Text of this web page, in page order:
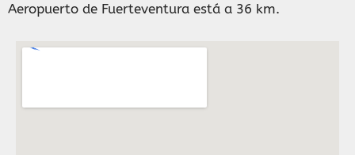
Aeropuerto de Fuerteventura está a 36 km.